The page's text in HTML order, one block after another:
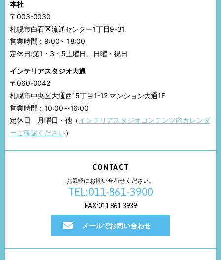
本社
〒003-0030
札幌市白石区流通センター1丁目9-31
営業時間：9:00～18:00
定休日:第1・3・5土曜日、日曜・祝日
インテリアスタジオ大通
〒060-0042
札幌市中央区大通西15丁目1-12 マンション大通1F
営業時間：10:00～16:00
定休日 月曜日・他（インテリアスタジオコンテンツ内カレンダ
ーご確認ください）
CONTACT
お気軽にお問い合わせください。
TEL:011-861-3900
FAX:011-861-3939
メールでお問い合わせ